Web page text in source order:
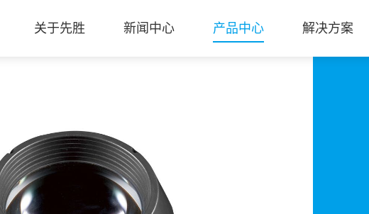
关于先胜 新闻中心 产品中心 解决方案